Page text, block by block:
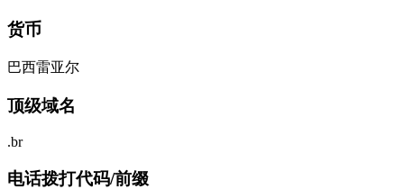
货币
巴西雷亚尔
顶级域名
.br
电话拨打代码/前缀